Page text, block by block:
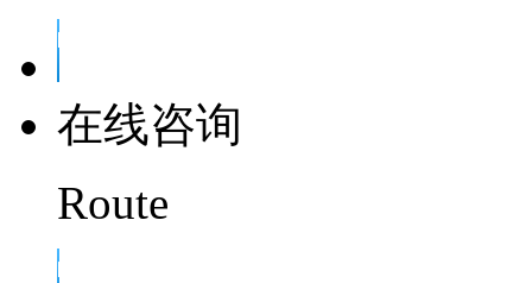
在线咨询
Route